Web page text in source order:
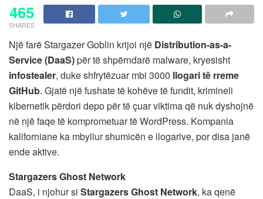
465
SHARES
Një farë Stargazer Goblin krijoi një Distribution-as-a-
Service (DaaS)për të shpërndarë malware, kryesisht
infostealer, duke shfrytëzuar mbi 3000 llogari të rreme
GitHub. Gjatë një fushate të kohëve të fundit, krimineli
kibernetik përdori depo për të çuar viktima që nuk dyshojnë
në një faqe të komprometuar të WordPress. Kompania
kaliforniane ka mbyllur shumicën e llogarive, por disa janë
ende aktive.
Stargazers Ghost Network
DaaS, i njohur si Stargazers Ghost Network, ka qenë